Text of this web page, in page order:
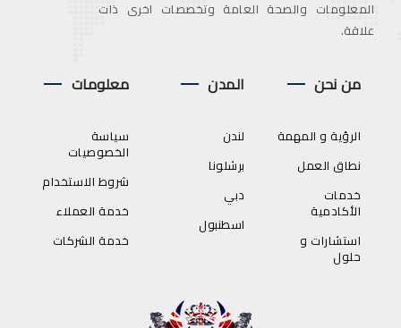
المعلومات والصحة العامة وتخصصات اخرى ذات
علاقة.
من نحن
الرؤية و المهمة
نطاق العمل
خدمات
الأكادمية
استشارات و
حلول
المدن
لندن
برشلونا
دبي
اسطنبول
معلومات
سياسة
الخصوصيات
شروط الاستخدام
خدمة العملاء
خدمة الشركات